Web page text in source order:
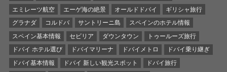
エミレーツ航空
エーゲ海の絶景 オールドドバイ
ギリシャ旅行
グラナダ
コルドバ サントリーニ島
スペインのホテル情報
スペイン基本情報
セビリア ダウンタウン
トゥールーズ旅行
ドバイ ホテル選び
ドバイマリーナ ドバイメトロ
ドバイ乗り継ぎ
ドバイ基本情報
ドバイ 新しい観光スポット
ドバイ旅行